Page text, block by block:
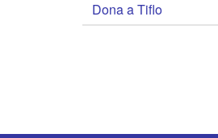
Dona a Tiflo